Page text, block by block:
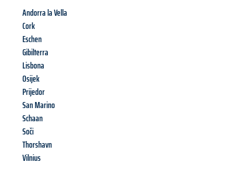
Andorra la Vella
Cork
Eschen
Gibilterra
Lisbona
Osijek
Prijedor
San Marino
Schaan
Soči
Thorshavn
Vilnius